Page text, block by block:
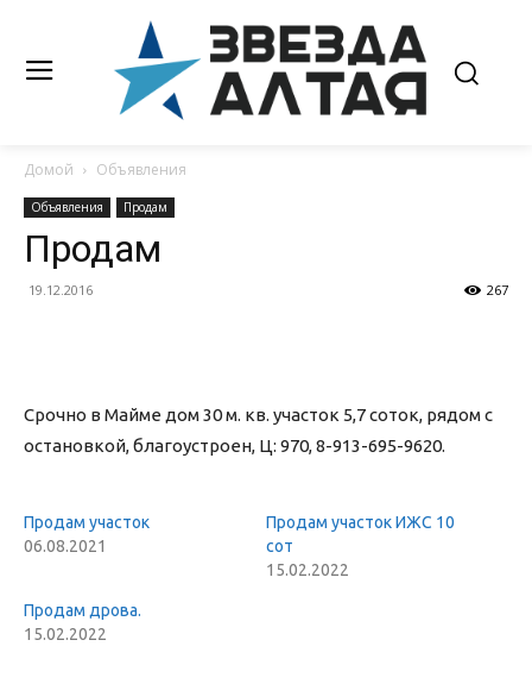
Домой Объявления
Объявления Продам
Продам
19.12.2016 267
Срочно в Майме дом 30 м. кв. участок 5,7 соток, рядом с
остановкой, благоустроен, Ц: 970, 8-913-695-9620.
Продам участок
06.08.2021
Продам участок ИЖС 10
сот
15.02.2022
Продам дрова.
15.02.2022